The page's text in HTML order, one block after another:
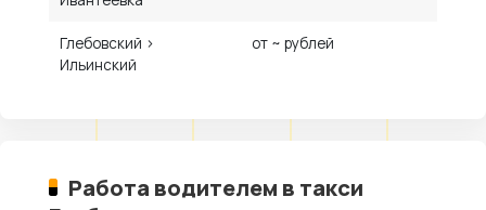
Глебовский ›
Ильинский
от ~ рублей
Работа водителем в такси